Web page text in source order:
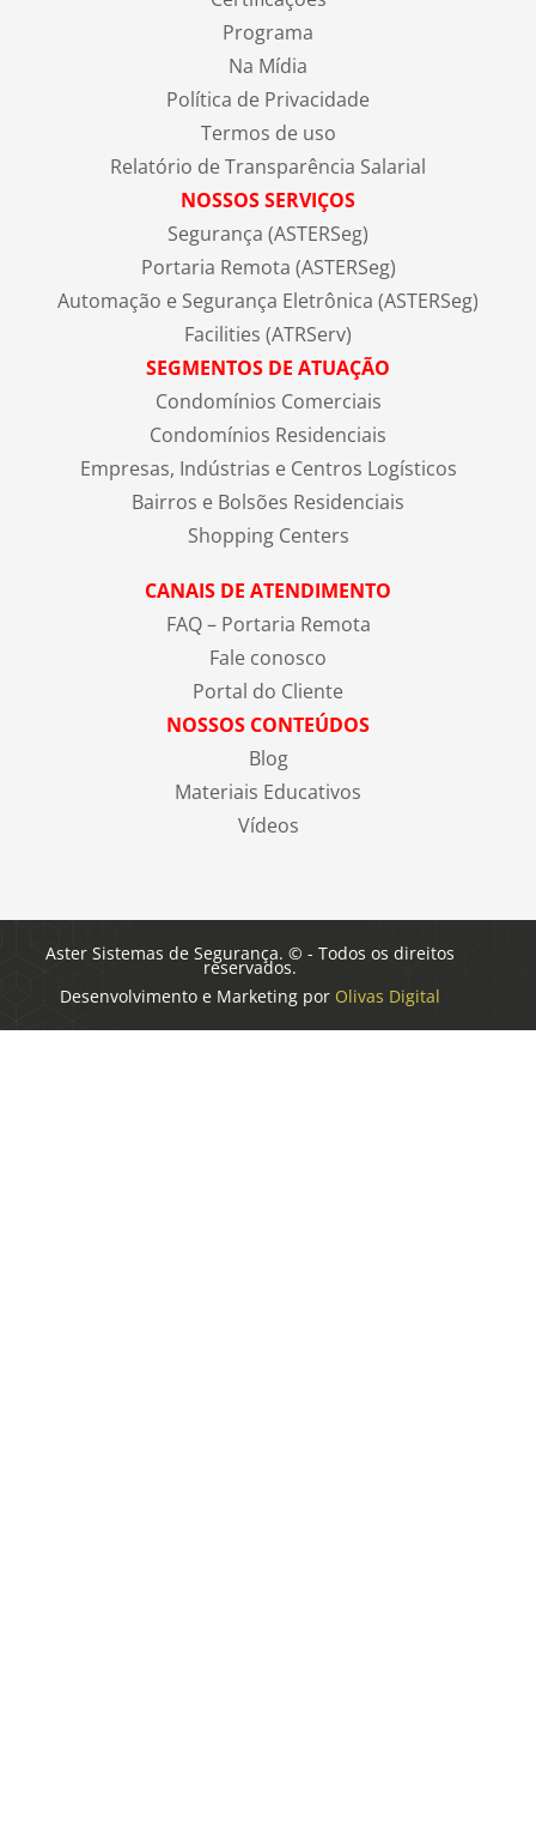
Programa
Na Mídia
Política de Privacidade
Termos de uso
Relatório de Transparência Salarial
NOSSOS SERVIÇOS
Segurança (ASTERSeg)
Portaria Remota (ASTERSeg)
Automação e Segurança Eletrônica (ASTERSeg)
Facilities (ATRServ)
SEGMENTOS DE ATUAÇÃO
Condomínios Comerciais
Condomínios Residenciais
Empresas, Indústrias e Centros Logísticos
Bairros e Bolsões Residenciais
Shopping Centers
CANAIS DE ATENDIMENTO
FAQ – Portaria Remota
Fale conosco
Portal do Cliente
NOSSOS CONTEÚDOS
Blog
Materiais Educativos
Vídeos
Aster Sistemas de Segurança. © - Todos os direitos
reservados.
Desenvolvimento e Marketing por Olivas Digital